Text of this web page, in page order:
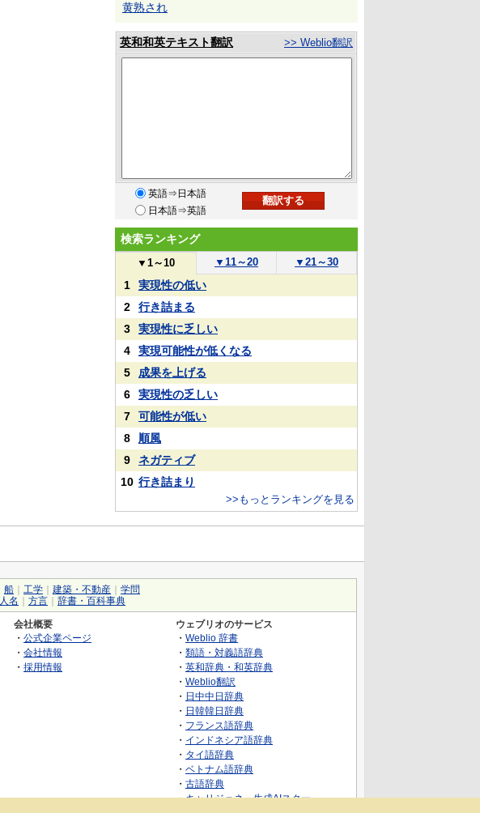
黄熟され
英和和英テキスト翻訳 >> Weblio翻訳
英語⇒日本語
日本語⇒英語
検索ランキング
▼ 1～10 ▼ 11～20 ▼ 21～30
1
実現性の低い
2
行き詰まる
3
実現性に乏しい
4
実現可能性が低くなる
5
成果を上げる
6
実現性の乏しい
7
可能性が低い
8
順風
9
ネガティブ
10 行き詰まり
>>もっとランキングを見る
船 工学 建築・不動産
学問
人名 方言 辞書・百科事典
会社概要
・ 公式企業ページ
・ 会社情報
・ 採用情報
ウェブリオのサービス
・ Weblio 辞書
・ 類語・対義語辞典
・ 英和辞典・和英辞典
・ Weblio翻訳
・ 日中中日辞典
・ 日韓韓日辞典
・ フランス語辞典
・ インドネシア語辞典
・ タイ語辞典
・ ベトナム語辞典
・ 古語辞典
・キャリジェネ～生成AIスクー